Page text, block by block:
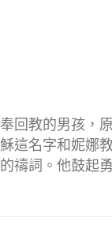
回教的男孩，
這名字和妮娜
禱詞。他鼓起